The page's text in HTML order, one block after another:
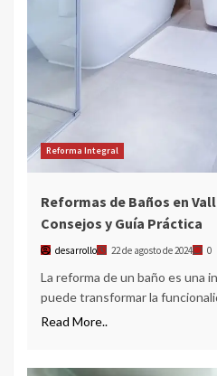
Reforma Integral
Reformas de Baños en
Consejos y Guía Práctica
desarrollo 22 de agosto de 2024 0
La reforma de un baño es una
puede transformar la
Read More..